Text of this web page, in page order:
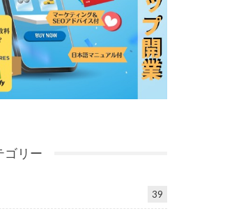
ゴリー
39